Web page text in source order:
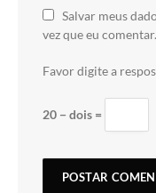
Salvar meus
vez que eu comentar.
Favor digite a
20 − dois =